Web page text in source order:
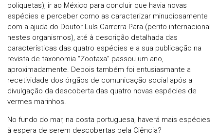
poliquetas), ir ao México para concluir que havia novas
espécies e perceber como as caracterizar minuciosamente
com a ajuda do Doutor Luís Carrerra-Para (perito internacional
nestes organismos), até à descrição detalhada das
características das quatro espécies e a sua publicação na
revista de taxonomia “Zootaxa” passou um ano,
aproximadamente. Depois também foi entusiasmante a
recetividade dos órgãos de comunicação social após a
divulgação da descoberta das quatro novas espécies de
vermes marinhos.
No fundo do mar, na costa portuguesa, haverá mais espécies
à espera de serem descobertas pela Ciência?